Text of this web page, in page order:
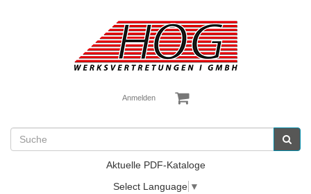
Anmelden
Aktuelle PDF-Kataloge
Select Language ▼